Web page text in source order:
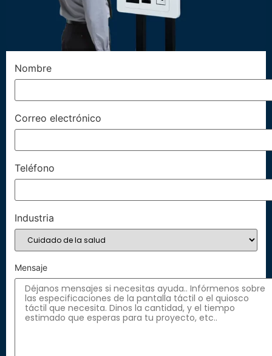
Nombre
Correo electrónico
Teléfono
Industria
Mensaje